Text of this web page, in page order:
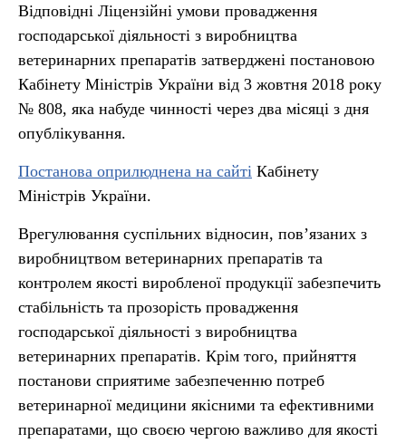
Відповідні Ліцензійні умови провадження
господарської діяльності з виробництва
ветеринарних препаратів затверджені постановою
Кабінету Міністрів України від 3 жовтня 2018 року
№ 808, яка набуде чинності через два місяці з дня
опублікування.
Постанова оприлюднена на сайті Кабінету
Міністрів України.
Врегулювання суспільних відносин, пов’язаних з
виробництвом ветеринарних препаратів та
контролем якості виробленої продукції забезпечить
стабільність та прозорість провадження
господарської діяльності з виробництва
ветеринарних препаратів. Крім того, прийняття
постанови сприятиме забезпеченню потреб
ветеринарної медицини якісними та ефективними
препаратами, що своєю чергою важливо для якості